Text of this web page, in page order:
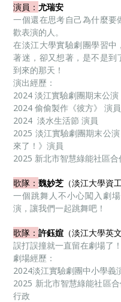
演員：尤瑞安
一個還在思考自己為什麼
歡表演的人。
在淡江大學實驗劇團學習
著迷，卻又想著，是不是
到來的那天！
演出經歷：
2024 淡江實驗劇團期末公演
2024 偷偷製作《彼方》 演員
2024 淡水生活節 演員
2025 淡江實驗劇團期末公
來了！》演員
2025 新北市智慧綠能社區
歌隊：魏妙芝 （淡江大學資
一個跳舞人不小心闖入劇
演，讓我們一起跳舞吧！
歌隊：許鈺媗 （淡江大學英
誤打誤撞就一直留在劇場了！
劇場經歷：
2024淡江實驗劇團中小學義
2025 新北市智慧綠能社區
行政